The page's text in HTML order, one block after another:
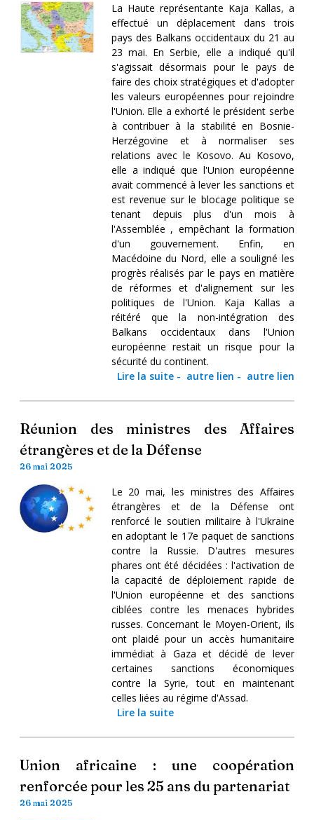
La Haute représentante Kaja Kallas, a
effectué un déplacement dans trois
pays des Balkans occidentaux du 21 au
23 mai. En Serbie, elle a indiqué qu'il
s'agissait désormais pour le pays de
faire des choix stratégiques et d'adopter
les valeurs européennes pour rejoindre
l'Union. Elle a exhorté le président serbe
à contribuer à la stabilité en Bosnie-
Herzégovine et à normaliser ses
relations avec le Kosovo. Au Kosovo,
elle a indiqué que l'Union européenne
avait commencé à lever les sanctions et
est revenue sur le blocage politique se
tenant depuis plus d'un mois à
l'Assemblée , empêchant la formation
d'un gouvernement. Enfin, en
Macédoine du Nord, elle a souligné les
progrès réalisés par le pays en matière
de réformes et d'alignement sur les
politiques de l'Union. Kaja Kallas a
réitéré que la non-intégration des
Balkans occidentaux dans l'Union
européenne restait un risque pour la
sécurité du continent.
Lire la suite- autre lien - autre lien
Réunion des ministres des Affaires
étrangères et de la Défense
26 mai 2025
Le 20 mai, les ministres des Affaires
étrangères et de la Défense ont
renforcé le soutien militaire à l'Ukraine
en adoptant le 17e paquet de sanctions
contre la Russie. D'autres mesures
phares ont été décidées : l'activation de
la capacité de déploiement rapide de
l'Union européenne et des sanctions
ciblées contre les menaces hybrides
russes. Concernant le Moyen-Orient, ils
ont plaidé pour un accès humanitaire
immédiat à Gaza et décidé de lever
certaines sanctions économiques
contre la Syrie, tout en maintenant
celles liées au régime d'Assad.
Lire la suite
Union africaine : une coopération
renforcée pour les 25 ans du partenariat
26 mai 2025